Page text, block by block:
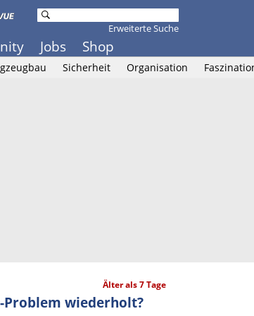
Jobs Shop
Erweiterte Suche
Sicherheit Organisation
Älter als 7 Tage
Problem wiederholt?